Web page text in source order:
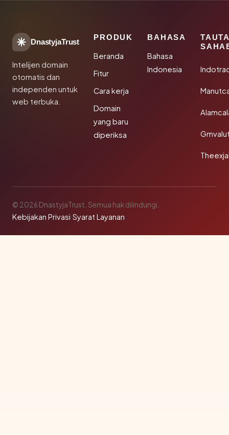
DnastyjaTrust
Intelijen domain
otomatis dan
independen untuk
web terbuka.
PRODUK
Beranda
Fitur
Cara kerja
Domain
yang baru
diperiksa
BAHASA
Bahasa
Indonesia
© 2026 DnastyjaTrust. Semua hak dilindungi.
Kebijakan Privasi·Syarat Layanan